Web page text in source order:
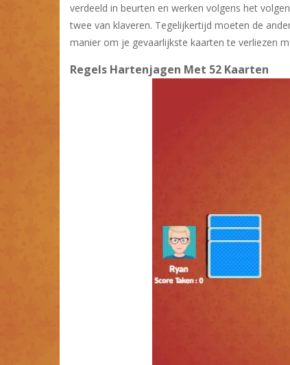
verdeeld in beurten en werken volgens het
twee van klaveren. Tegelijkertijd moeten de
manier om je gevaarlijkste kaarten te verliezen
Regels Hartenjagen Met 52 Kaarten